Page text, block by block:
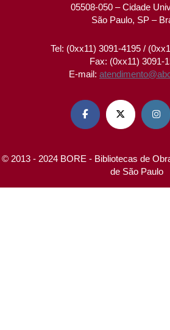
05508-050 – Cidade
São Paulo, SP –
Tel: (0xx11) 3091-4195 /
Fax: (0xx11) 3091-
E-mail:
  
© 2013 - 2024 BORE - Bibliotecas de
de São Paulo